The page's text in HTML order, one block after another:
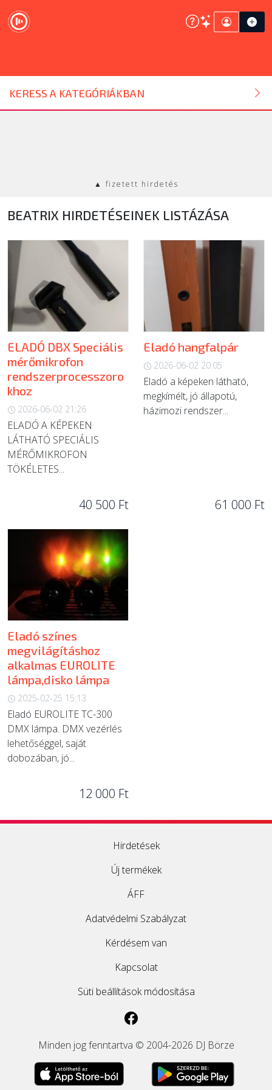
KERESS A KATEGÓRIÁKBAN
DJ ESZKÖZ
HANGTECHNIKA
EGYÉB
SZOLGÁLTATÁSOK
ÚJ TERMÉKEK
▲ fizetett hirdetés
BEATRIX HIRDETÉSEINEK LISTÁZÁSA
ELADÓ DBX Speciális
mérőmikrofon
rendszerprocesszoro
khoz
2026-06-02 21:26
ELADÓ A KÉPEKEN
LÁTHATÓ SPECIÁLIS
MÉRŐMIKROFON
TÖKÉLETES...
40 500 Ft
Eladó hangfalpár
2026-06-02 20:05
Eladó a képeken látható,
megkímélt, jó állapotú,
házimozi rendszer...
61 000 Ft
Eladó színes
megvilágításhoz
alkalmas EUROLITE
lámpa,disko lámpa
2025-02-25 15:13
Eladó EUROLITE TC-300
DMX lámpa. DMX vezérlés
lehetőséggel, saját
dobozában, jó...
12 000 Ft
Hirdetések
Új termékek
ÁFF
Adatvédelmi Szabályzat
Kérdésem van
Kapcsolat
Süti beállítások módosítása
Minden jog fenntartva © 2004-2026 DJ Börze